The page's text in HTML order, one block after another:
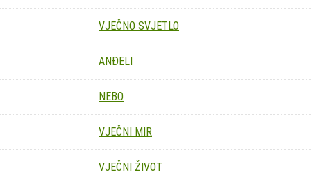
VJEČNO SVJETLO
ANĐELI
NEBO
VJEČNI MIR
VJEČNI ŽIVOT